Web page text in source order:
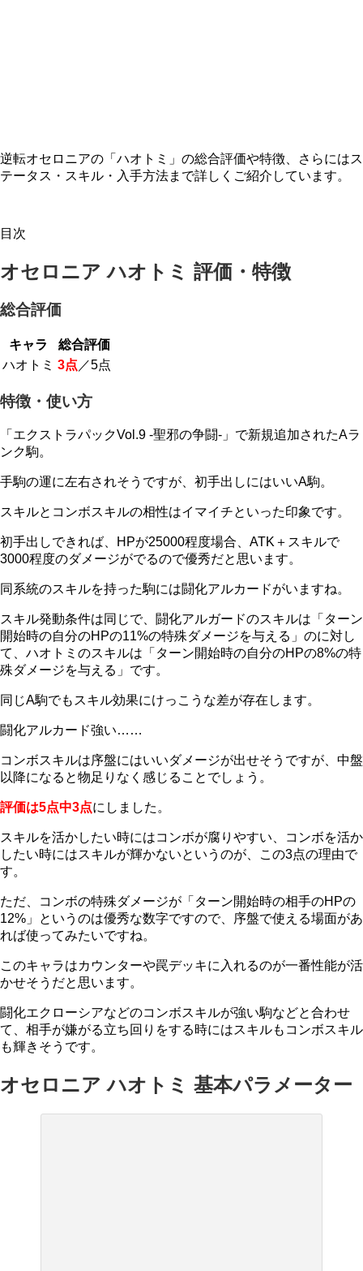
逆転オセロニアの「ハオトミ」の総合評価や特徴、さらにはス
テータス・スキル・入手方法まで詳しくご紹介しています。
目次
オセロニア ハオトミ 評価・特徴
総合評価
キャラ
総合評価
ハオトミ 3点 ／5点
特徴・使い方
「エクストラパックVol.9 -聖邪の争闘-」で新規追加されたAラ
ンク駒。
手駒の運に左右されそうですが、初手出しにはいいA駒。
スキルとコンボスキルの相性はイマイチといった印象です。
初手出しできれば、HPが25000程度場合、ATK＋スキルで
3000程度のダメージがでるので優秀だと思います。
同系統のスキルを持った駒には闘化アルカードがいますね。
スキル発動条件は同じで、闘化アルガードのスキルは「ターン
開始時の自分のHPの11%の特殊ダメージを与える」のに対し
て、ハオトミのスキルは「ターン開始時の自分のHPの8%の特
殊ダメージを与える」です。
同じA駒でもスキル効果にけっこうな差が存在します。
闘化アルカード強い……
コンボスキルは序盤にはいいダメージが出せそうですが、中盤
以降になると物足りなく感じることでしょう。
評価は5点中3点にしました。
スキルを活かしたい時にはコンボが腐りやすい、コンボを活か
したい時にはスキルが輝かないというのが、この3点の理由で
す。
ただ、コンボの特殊ダメージが「ターン開始時の相手のHPの
12%」というのは優秀な数字ですので、序盤で使える場面があ
れば使ってみたいですね。
このキャラはカウンターや罠デッキに入れるのが一番性能が活
かせそうだと思います。
闘化エクローシアなどのコンボスキルが強い駒などと合わせ
て、相手が嫌がる立ち回りをする時にはスキルもコンボスキル
も輝きそうです。
オセロニア ハオトミ 基本パラメーター